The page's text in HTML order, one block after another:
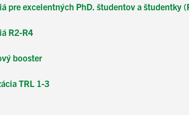
pre excelentných PhD. študentov a študentky
R2-R4
booster
TRL 1-3